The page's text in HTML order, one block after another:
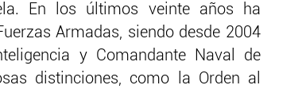
En los últimos veinte años ha
Armadas, siendo desde 2004
y Comandante Naval de
distinciones, como la Orden al